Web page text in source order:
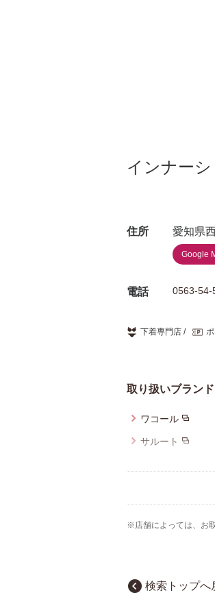
インナー
住所 愛知県
Google
電話 0563-54-
下着専門店
取り扱いブランド
ワコール
サルート
※店舗によっては、お
検索トップへ